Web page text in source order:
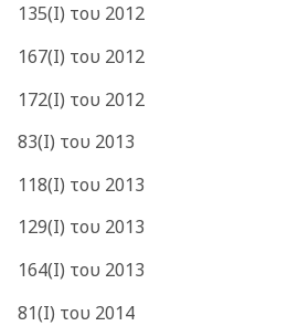
135(Ι) του 2012
167(Ι) του 2012
172(Ι) του 2012
83(Ι) του 2013
118(Ι) του 2013
129(Ι) του 2013
164(Ι) του 2013
81(Ι) του 2014